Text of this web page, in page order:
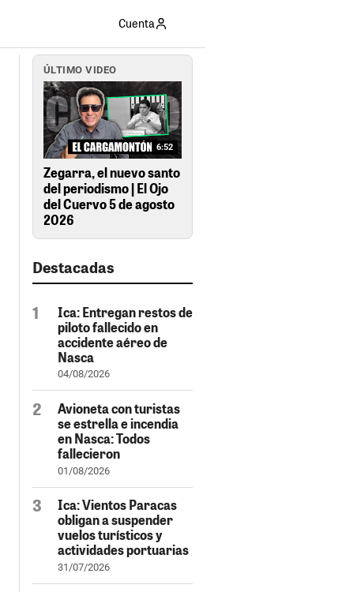
Cuenta
ÚLTIMO VIDEO
6:52
Zegarra, el nuevo santo
del periodismo | El Ojo
del Cuervo 5 de agosto
2026
Destacadas
Ica: Entregan restos de
piloto fallecido en
accidente aéreo de
Nasca
04/08/2026
Avioneta con turistas
se estrella e incendia
en Nasca: Todos
fallecieron
01/08/2026
Ica: Vientos Paracas
obligan a suspender
vuelos turísticos y
actividades portuarias
31/07/2026